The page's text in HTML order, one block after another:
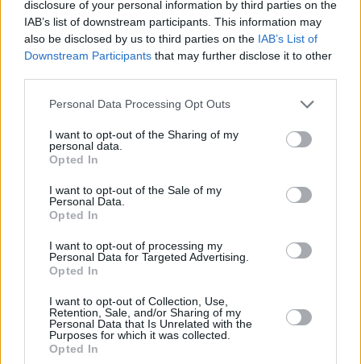
disclosure of your personal information by third parties on the
IAB’s list of downstream participants. This information may
also be disclosed by us to third parties on the IAB’s List of
Downstream Participants that may further disclose it to other
Please note that this website/app uses one or more Google
not limited to your visit or usage behaviour. You may click to
grant or deny consent to Google and its third-party tags to
use your data for below specified purposes in below Google
consent section.
Personal Data Processing Opt Outs
I want to opt-out of the Sharing of my
personal data.
Opted In
I want to opt-out of the Sale of my
Personal Data.
Opted In
I want to opt-out of processing my
Personal Data for Targeted Advertising.
Opted In
I want to opt-out of Collection, Use,
Retention, Sale, and/or Sharing of my
Personal Data that Is Unrelated with the
Purposes for which it was collected.
Opted In
Hirdetés
Hirdetés